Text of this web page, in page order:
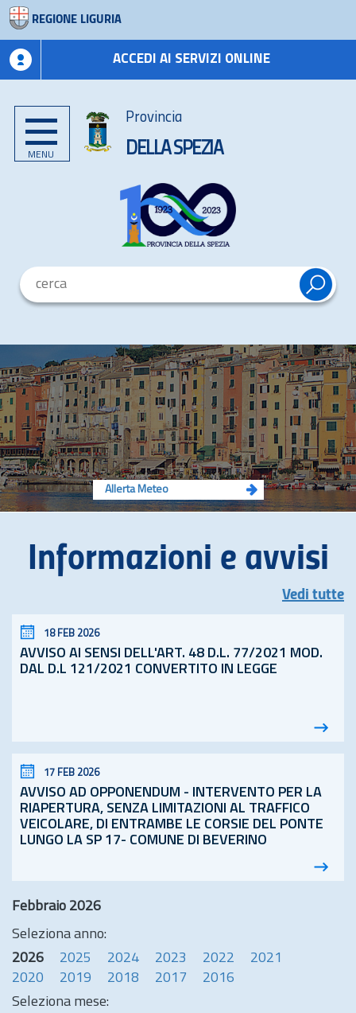
REGIONE LIGURIA
ACCEDI AI SERVIZI ONLINE
MENU
Provincia
DELLA SPEZIA
Allerta Meteo
Informazioni e avvisi
Vedi tutte
18 FEB 2026
AVVISO AI SENSI DELL'ART. 48 D.L. 77/2021 MOD.
DAL D.L 121/2021 CONVERTITO IN LEGGE
17 FEB 2026
AVVISO AD OPPONENDUM - INTERVENTO PER LA
RIAPERTURA, SENZA LIMITAZIONI AL TRAFFICO
VEICOLARE, DI ENTRAMBE LE CORSIE DEL PONTE
LUNGO LA SP 17- COMUNE DI BEVERINO
Febbraio 2026
Seleziona anno:
2026
2025 2024 2023 2022
2021
2020
2019 2018 2017
2016
Seleziona mese: